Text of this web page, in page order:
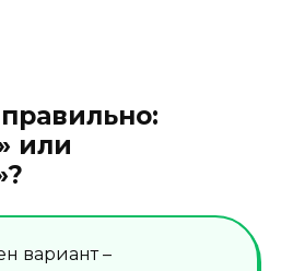
или
вариант –